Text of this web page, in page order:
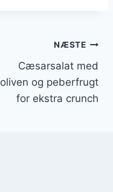
NÆSTE
Cæsarsalat med
oliven og peberfrugt
for ekstra crunch